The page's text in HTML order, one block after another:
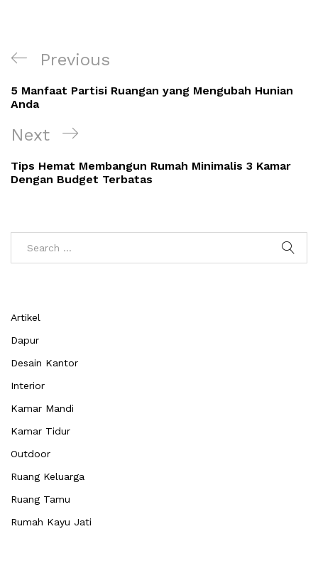
Navigasi
pos
Previous
Post
Previous
5 Manfaat Partisi Ruangan yang Mengubah Hunian
Anda
Next
Post
Next
Tips Hemat Membangun Rumah Minimalis 3 Kamar
Dengan Budget Terbatas
Artikel
Dapur
Desain Kantor
Interior
Kamar Mandi
Kamar Tidur
Outdoor
Ruang Keluarga
Ruang Tamu
Rumah Kayu Jati